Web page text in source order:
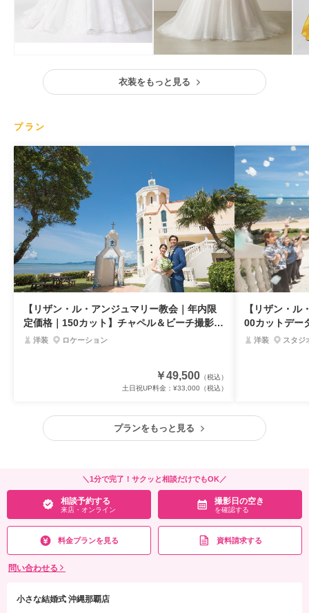
衣装をもっと見る
プラン
【リザン・ル・アンジュマリー教会｜年内限
定価格｜150カット】チャペル＆ビーチ撮影
定価132,000円→49,500円
洋装 ロケーション
￥49,500 （税込）
土日祝UP料金： ¥33,000 （税込）
【リザン・
00カットデー
し！】 安心
洋装 スタジ
プランをもっと見る
＼1分で完了！サクッと相談だけでもOK／
相談予約する
来店・オンライン
撮影日の空き
を確認する
料金プランを見る 資料請求する
問い合わせる
小さな結婚式 沖縄那覇店